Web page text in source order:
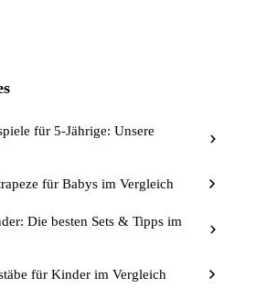
für 5-Jährige: Unsere
für Babys im Vergleich
Die besten Sets & Tipps im
für Kinder im Vergleich